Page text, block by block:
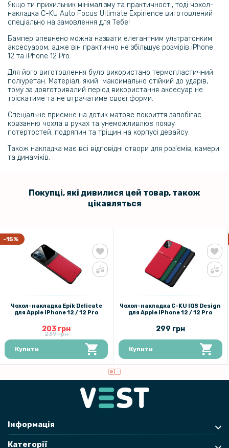
Якщо ти прихильник мінімалізму та практичності, тоді чохол-
накладка C-KU Auto Focus Ultimate Expirience виготовлений
спеціально на замовлення для Тебе!
Бампер впевнено можна назвати елегантним ультратонким
аксесуаром, адже він практично не збільшує розмірів iPhone
12 та iPhone 12 Pro.
Для його виготовлення було використано термопластичний
поліуретан. Матеріал, який максимально стійкий до ударів,
тому за довготривалий період використання аксесуар не
тріскатиме та не втрачатиме своєї форми.
Спеціальне приємне на дотик матове покриття запобігає
ковзанню чохла в руках та унеможливлює появу
потертостей, подряпин та тріщин на корпусі девайсу.
Також накладка має всі відповідні отвори для роз'ємів, камери
та динаміків.
Покупці, які дивилися цей товар, також
цікавляться
-15%
Чохол-накладка Epik Delicate
для Apple iPhone 12 / 12 Pro
203 грн
239 грн
Купити
Чохол-накладка C-KU IQS Design
для Apple iPhone 12 / 12 Pro
299 грн
Купити
Інформація
Категорії